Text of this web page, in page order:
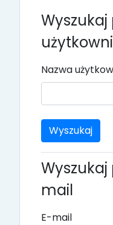
Nazwa
mail
E-mail